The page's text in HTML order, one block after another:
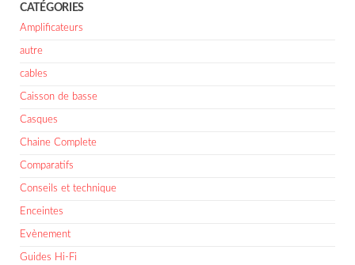
CATÉGORIES
Amplificateurs
autre
cables
Caisson de basse
Casques
Chaine Complete
Comparatifs
Conseils et technique
Enceintes
Evènement
Guides Hi-Fi